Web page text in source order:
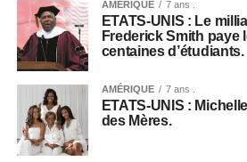
AMÉRIQUE 7 ans .
ETATS-UNIS : Le
Frederick Smith paye
centaines d’étudiants.
AMÉRIQUE 7 ans .
ETATS-UNIS :
des Mères.